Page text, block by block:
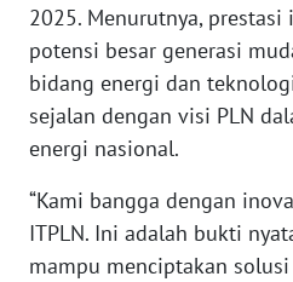
2025. Menurutnya,
potensi besar generasi
bidang energi dan
sejalan dengan visi PLN
energi nasional.
“Kami bangga dengan
ITPLN. Ini adalah bukti
mampu menciptakan
WN
SULTENG
WN
SULBAR
WN